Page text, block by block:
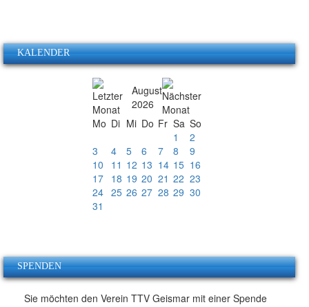
KALENDER
August
2026
Mo Di Mi Do Fr Sa So
1
2
3
4 5 6 7 8
9
10
11 12 13 14 15 16
17 18 19 20 21 22 23
24 25 26 27 28 29 30
31
SPENDEN
Sie möchten den Verein TTV Geismar mit einer Spende